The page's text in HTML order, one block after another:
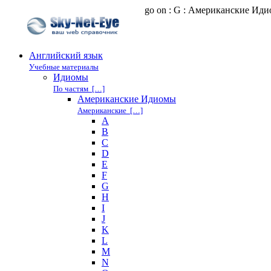
go on : G : Американские
Английский язык
Учебные материалы
Идиомы
По частям […]
Американские Идиомы
Американские […]
A
B
C
D
E
F
G
H
I
J
K
L
M
N